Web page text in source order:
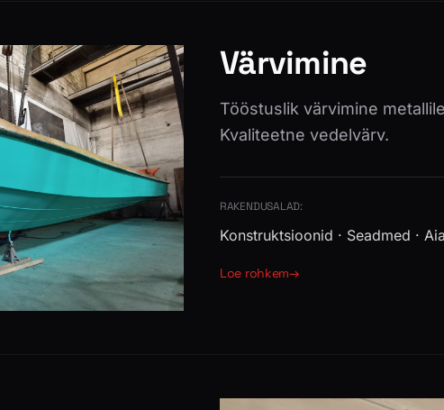
Värvimine
Tööstuslik värvimine
Kvaliteetne vedelvärv.
RAKENDUSALAD:
Konstruktsioonid · Seadmed ·
Loe rohkem→